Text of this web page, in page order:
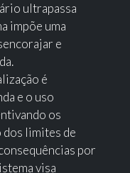
ultrapassa
impõe uma
e
é
e o uso
os
dos limites de
por
visa